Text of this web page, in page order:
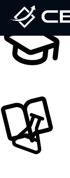
Nosotros
Valida tu